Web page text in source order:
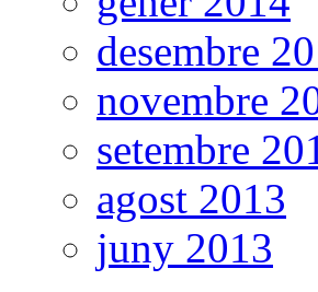
desembre
novembre
setembre
agost 2013
juny 2013